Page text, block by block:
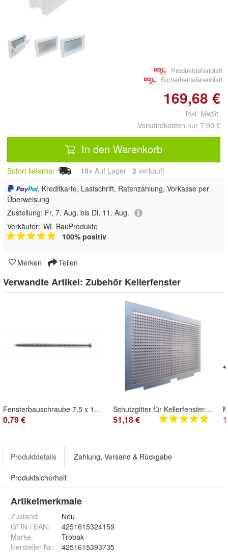
Produktdatenblatt
Sicherheitsdatenblatt
169,68 €
inkl. MwSt.
Versandkosten nur 7,90 €
In den Warenkorb
Sofort lieferbar 10+ Auf Lager 2 verkauft
, Kreditkarte, Lastschrift, Ratenzahlung, Vorkasse per
Überweisung
Zustellung: Fr, 7. Aug. bis Di, 11. Aug.
Verkäufer: WL BauProdukte
100% positiv
Merken Teilen
Verwandte Artikel: Zubehör Kellerfenster
Fensterbauschraube 7,5 x 132 (T30)
0,79 €
Schutzgitter für Kellerfenster mit Insektenschutz
51,18 €
Produktdetails Zahlung, Versand & Rückgabe
Produktsicherheit
Artikelmerkmale
Zustand:
Neu
GTIN / EAN:
4251615324159
Marke:
Trobak
Hersteller Nr.:
4251615393735